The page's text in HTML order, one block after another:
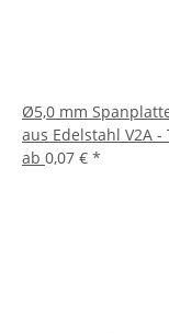
Ø5,0 mm
aus Edelstahl V2A
ab 0,07 € *